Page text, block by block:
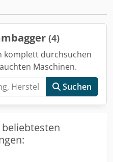
(4)
komplett durchsuchen
Maschinen.
Suchen